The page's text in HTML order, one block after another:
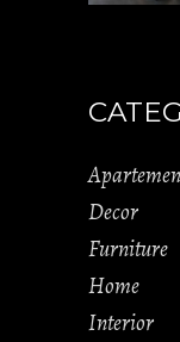
Decor
Furniture
Home
Interior